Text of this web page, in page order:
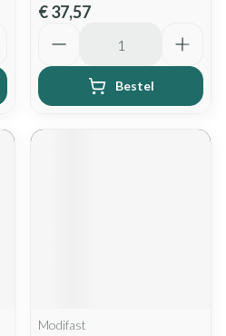
€ 37,57
Bestel
Modifast